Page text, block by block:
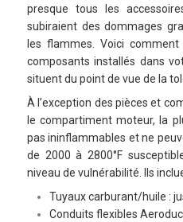
presque tous les
subiraient des dommages
les flammes. Voici
composants installés dans
situent du point de vue de la
À l’exception des pièces et
le compartiment moteur, la
pas ininflammables et ne
de 2000 à 2800°F
niveau de vulnérabilité. Ils
Tuyaux carburant/huile :
Conduits flexibles